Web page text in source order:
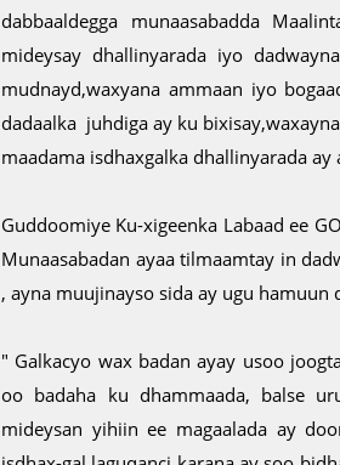
dabbaaldegga munaasabadda
mideysay dhallinyarada iyo
mudnayd,waxyana ammaan iyo
dadaalka juhdiga ay ku
maadama isdhaxgalka dhallinyarada
Guddoomiye Ku-xigeenka Labaad ee
Munaasabadan ayaa tilmaamtay in
, ayna muujinayso sida ay ugu hamuun
" Galkacyo wax badan ayay usoo
oo badaha ku dhammaada, balse
mideysan yihiin ee magaalada ay